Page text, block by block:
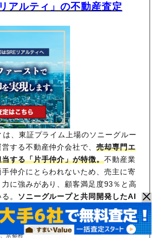
アルティ」の不動産査定
、東証プライム上場のソニーグルー
する不動産仲介会社で、売却専門エ
する「片手仲介」が特徴。不動産業
仲介にとらわれないため、売主に寄
力に強みがあり、顧客満足度93％と高
。 ソニーグループと共同開発したAI
用 しており、高値売却を目指したい
。※対応エリア：東京都、神奈川県、千葉県、埼玉
京都府